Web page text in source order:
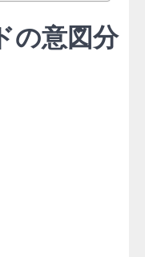
の意図分